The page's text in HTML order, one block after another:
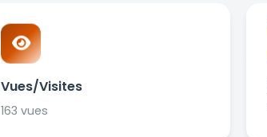
Vues/Visites
163 vues